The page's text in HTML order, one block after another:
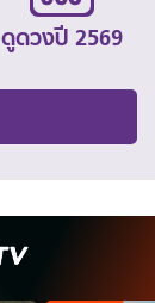
ดูดวงปี 2569